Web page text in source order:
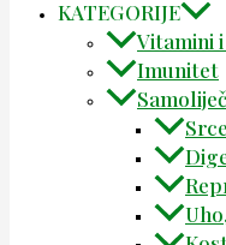
KATEGORIJE
Vitamini
Imunitet